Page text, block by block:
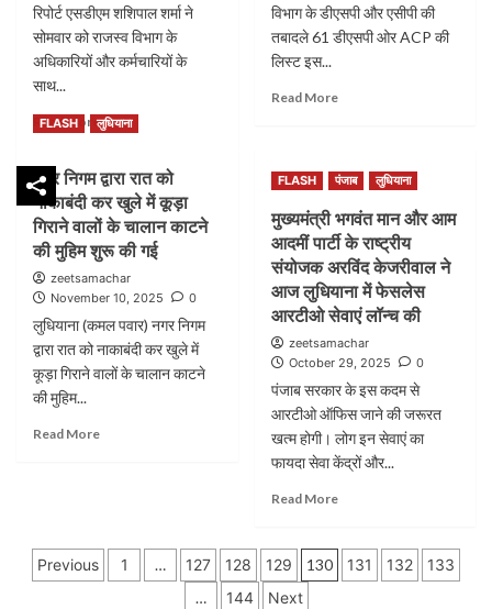
तथा
भानजी
पर
करने
का
में
नशा
को
निर्देश
रिपोर्ट एसडीएम शशिपाल शर्मा ने
सोमवार को राजस्व विभाग के
अधिकारियों और कर्मचारियों के
साथ...
Read MoreRead
more
एसडीएम
ने
अवैध
कब्जों
पर
कार्रवाई
और
राहत
कार्यों
की
विभाग के डीएसपी और एसीपी की
तबादले 61 डीएसपी ओर ACP की
लिस्ट इस...
Read MoreRead
सरकार
तरफ
से
डीएसपी
एसीपी
तबादले
की
लिस्ट
जारी
की
गई
है
FLASH लुधियाना
नगर निगम द्वारा रात को
नाकाबंदी कर खुले में कूड़ा
गिराने वालों के चालान काटने
की मुहिम शुरू की गई
zeetsamachar
November 10, 2025
0
लुधियाना (कमल पवार) नगर निगम
द्वारा रात को नाकाबंदी कर खुले में
कूड़ा गिराने वालों के चालान काटने
की मुहिम...
Read MoreRead
रात
FLASH पंजाब लुधियाना
मुख्यमंत्री भगवंत मान और आम
आदमीं पार्टी के राष्ट्रीय
संयोजक अरविंद केजरीवाल ने
आज लुधियाना में फेसलेस
आरटीओ सेवाएं लॉन्च की
zeetsamachar
October 29, 2025
0
पंजाब सरकार के इस कदम से
आरटीओ ऑफिस जाने की जरूरत
खत्म होगी। लोग इन सेवाएं का
फायदा सेवा केंद्रों और...
Read MoreRead
मुख्यमंत्री
भगवंत
Posts
Previous 1 … 127 128 129 130 131 132
133
…
144 Next